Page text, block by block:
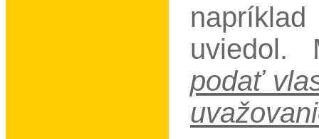
uviedol.
podať